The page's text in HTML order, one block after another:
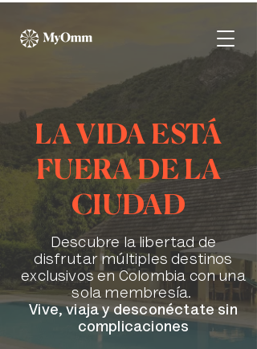
LA VIDA ESTÁ
FUERA DE LA
CIUDAD
Descubre la libertad de
disfrutar múltiples destinos
exclusivos en Colombia con una
sola membresía.
Vive, viaja y desconéctate sin
complicaciones